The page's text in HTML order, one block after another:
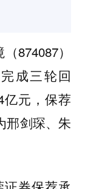
874087）
成三轮回
元，保荐
邢剑琛、朱